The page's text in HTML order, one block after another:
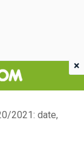
2021: date,
×